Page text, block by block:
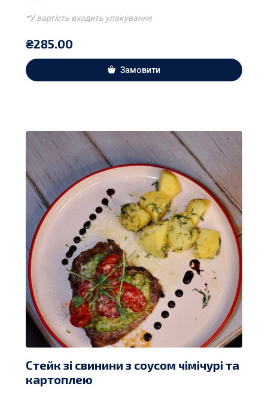
*У вартість входить упакування
₴285.00
Замовити
Стейк зі свинини з соусом чімічурі та
картоплею